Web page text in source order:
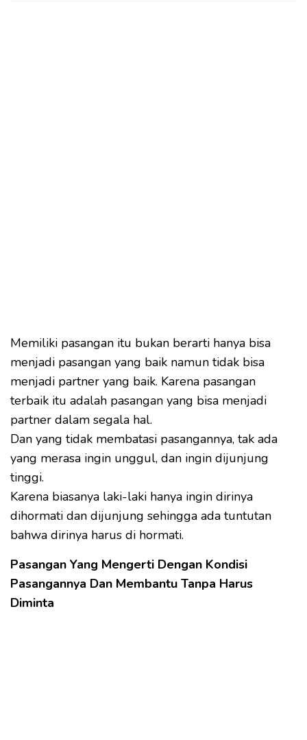
Memiliki pasangan itu bukan berarti hanya bisa
menjadi pasangan yang baik namun tidak bisa
menjadi partner yang baik. Karena pasangan
terbaik itu adalah pasangan yang bisa menjadi
partner dalam segala hal.
Dan yang tidak membatasi pasangannya, tak ada
yang merasa ingin unggul, dan ingin dijunjung
tinggi.
Karena biasanya laki-laki hanya ingin dirinya
dihormati dan dijunjung sehingga ada tuntutan
bahwa dirinya harus di hormati.
Pasangan Yang Mengerti Dengan Kondisi
Pasangannya Dan Membantu Tanpa Harus
Diminta